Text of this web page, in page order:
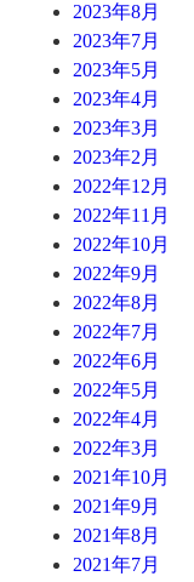
2023年8月
2023年7月
2023年5月
2023年4月
2023年3月
2023年2月
2022年12月
2022年11月
2022年10月
2022年9月
2022年8月
2022年7月
2022年6月
2022年5月
2022年4月
2022年3月
2021年10月
2021年9月
2021年8月
2021年7月